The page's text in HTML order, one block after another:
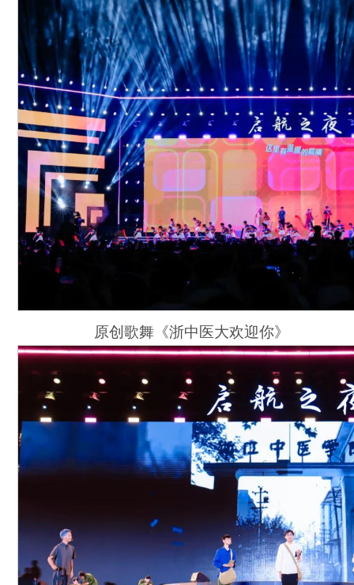
原创歌舞《浙中医大欢迎你》